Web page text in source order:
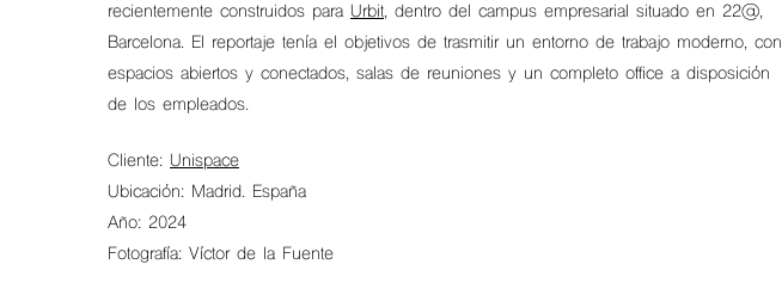
recientemente construidos para Urbit, dentro del campus empresarial situado en 22@,
Barcelona. El reportaje tenía el objetivos de trasmitir un entorno de trabajo moderno, con
espacios abiertos y conectados, salas de reuniones y un completo office a disposición
de los empleados.
Cliente: Unispace
Ubicación: Madrid. España
Año: 2024
Fotografía: Víctor de la Fuente